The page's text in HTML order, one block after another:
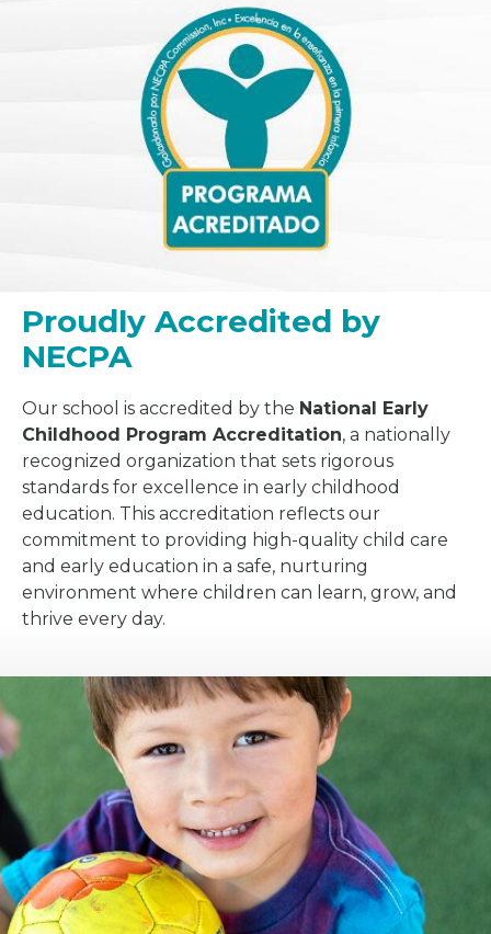
Proudly Accredited by
NECPA
Our school is accredited by the National Early
Childhood Program Accreditation, a nationally
recognized organization that sets rigorous
standards for excellence in early childhood
education. This accreditation reflects our
commitment to providing high-quality child care
and early education in a safe, nurturing
environment where children can learn, grow, and
thrive every day.